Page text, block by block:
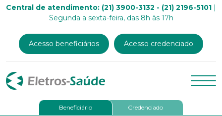
Central de atendimento: (21) 3900-3132 - (21) 2196-5101 |
Segunda a sexta-feira, das 8h às 17h
Acesso beneficiários Acesso credenciado
Beneficiário Credenciado